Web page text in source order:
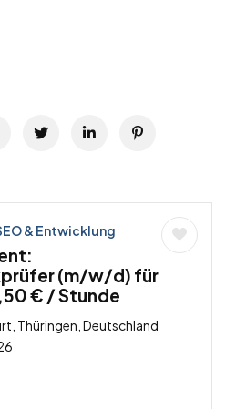
& Entwicklung
(m/w/d) für
€ / Stunde
Thüringen, Deutschland